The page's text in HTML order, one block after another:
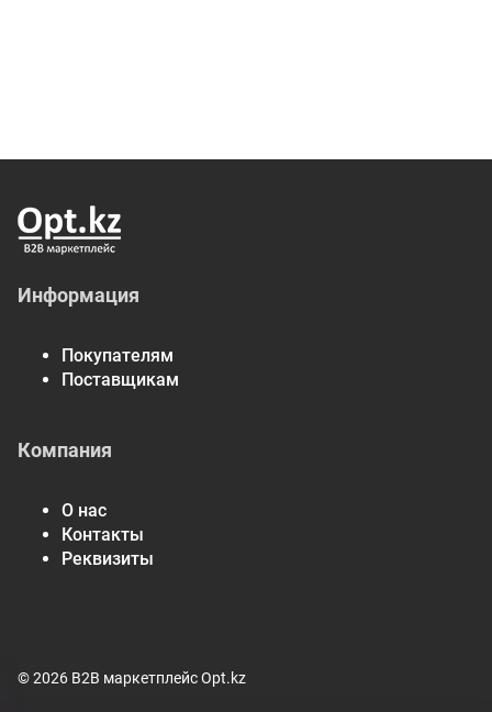
Информация
Покупателям
Поставщикам
Компания
О нас
Контакты
Реквизиты
© 2026 B2B маркетплейс Opt.kz